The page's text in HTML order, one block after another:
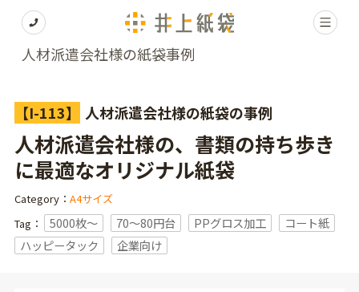
人材派遣会社様の紙袋事例
【I-113】 人材派遣会社様の紙袋の事例
人材派遣会社様の、書類の持ち歩き
に最適なオリジナル紙袋
Category： A4サイズ
Tag：
5000枚〜 70～80円台 PPグロス加工
コート紙
ハッピータック
企業向け